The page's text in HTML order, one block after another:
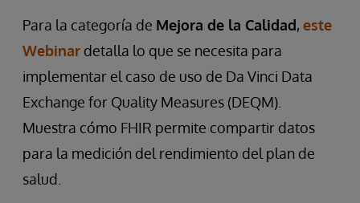
Para la categoría de Mejora de la Calidad, este
Webinar detalla lo que se necesita para
implementar el caso de uso de Da Vinci Data
Exchange for Quality Measures (DEQM).
Muestra cómo FHIR permite compartir datos
para la medición del rendimiento del plan de
salud.